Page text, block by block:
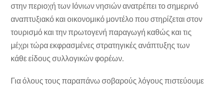
στην περιοχή των Ιόνιων νησιών ανατρέπει το σημερινό
αναπτυξιακό και οικονομικό μοντέλο που στηρίζεται στον
τουρισμό και την πρωτογενή παραγωγή καθώς και τις
μέχρι τώρα εκφρασμένες στρατηγικές ανάπτυξης των
κάθε είδους συλλογικών φορέων.
Για όλους τους παραπάνω σοβαρούς λόγους πιστεύουμε